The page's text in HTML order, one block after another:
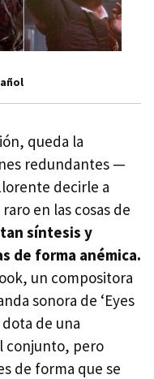
queda la
redundantes —
decirle a
en las cosas de
síntesis y
de forma anémica.
un compositora
sonora de ‘Eyes
de una
conjunto, pero
de forma que se